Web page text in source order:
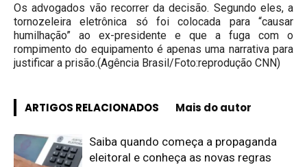
Os advogados vão recorrer da decisão. Segundo eles, a
tornozeleira eletrônica só foi colocada para “causar
humilhação” ao ex-presidente e que a fuga com o
rompimento do equipamento é apenas uma narrativa para
justificar a prisão.(Agência Brasil/Foto:reprodução CNN)
ARTIGOS RELACIONADOS Mais do autor
Saiba quando começa a propaganda
eleitoral e conheça as novas regras